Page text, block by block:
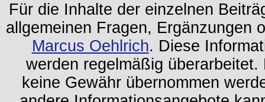
Für die Inhalte der einzelnen
allgemeinen Fragen, Ergänzungen
Marcus Oehlrich. Diese
werden regelmäßig
keine Gewähr übernommen